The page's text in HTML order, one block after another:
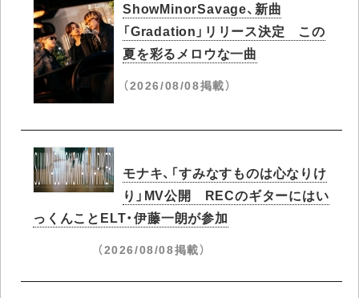
ShowMinorSavage、新曲
「Gradation」リリース決定 この
夏を彩るメロウな一曲
（2026/08/08掲載）
モナキ、「すみなすものは心なりけ
り」MV公開 RECのギターにはい
っくんことELT・伊藤一朗が参加
（2026/08/08掲載）